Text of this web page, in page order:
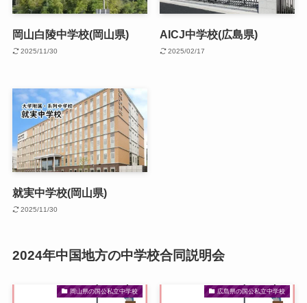
岡山白陵中学校(岡山県)
2025/11/30
AICJ中学校(広島県)
2025/02/17
就実中学校(岡山県)
2025/11/30
2024年中国地方の中学校合同説明会
岡山県の国公私立中学校 広島県の国公私立中学校